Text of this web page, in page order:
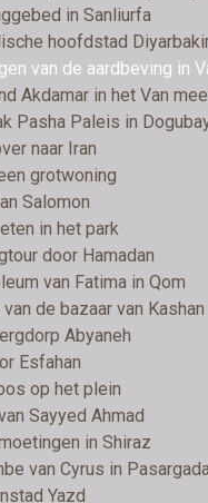
in Sanliurfa
hoofdstad
van de aardbeving in
Akdamar in het Van
Pasha Paleis in
naar Iran
grotwoning
Salomon
in het park
door Hamadan
van Fatima in Qom
de bazaar van Kashan
Abyaneh
Esfahan
op het plein
Sayyed Ahmad
in Shiraz
van Cyrus in
Yazd